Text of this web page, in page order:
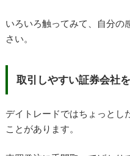
いろいろ触ってみて、自分の
さい。
取引しやすい証券会社
デイトレードではちょっとし
ことがあります。